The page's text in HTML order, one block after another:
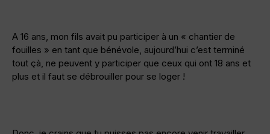
A 16 ans, mon fils avait pu participer à un « chantier de
fouilles » en tant que bénévole, aujourd’hui c’est terminé
tout çà, ne peuvent y participer que ceux qui ont 18 ans et
plus et il faut se débrouiller pour se loger !